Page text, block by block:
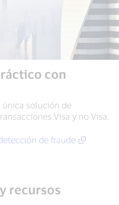
con
única solución de
Visa y no Visa.
de fraude
recursos